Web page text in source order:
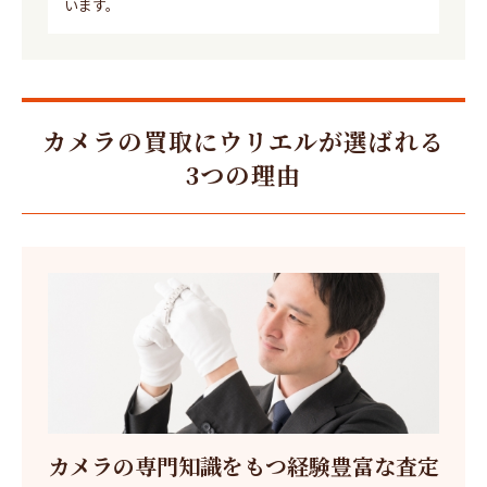
います。
カメラの買取にウリエルが選ばれる
3つの理由
カメラの専門知識をもつ経験豊富な査定